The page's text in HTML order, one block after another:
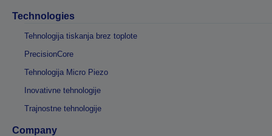
Technologies
Tehnologija tiskanja brez toplote
PrecisionCore
Tehnologija Micro Piezo
Inovativne tehnologije
Trajnostne tehnologije
Company